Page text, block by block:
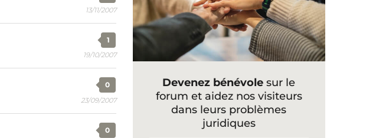
13/11/2007
1
19/10/2007
0
23/09/2007
0
Devenez bénévole sur le
forum et aidez nos visiteurs
dans leurs problèmes
juridiques